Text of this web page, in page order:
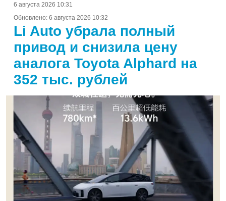
6 августа 2026 10:31
Обновлено: 6 августа 2026 10:32
Li Auto убрала полный
привод и снизила цену
аналога Toyota Alphard на
352 тыс. рублей